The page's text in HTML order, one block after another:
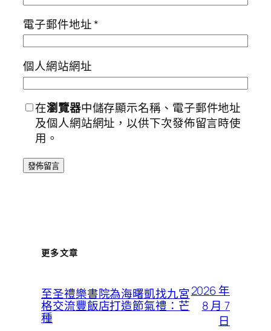
電子郵件地址*
個人網站網址
在瀏覽器中儲存顯示名稱、電子郵件地址
及個人網站網址，以供下次發佈留言時使
用。
更多文章
至圣禮樂書院為海曙凱找九宮
格交流豐飯店打造節氣禮：芒
種
2026 年
8 月 7
日